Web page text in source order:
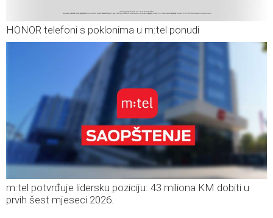
HONOR telefoni s poklonima u m:tel ponudi
m:tel potvrđuje lidersku poziciju: 43 miliona KM dobiti u
prvih šest mjeseci 2026.